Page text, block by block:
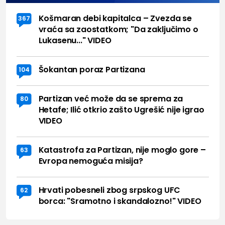
367
Košmaran debi kapitalca – Zvezda se
vraća sa zaostatkom; "Da zaključimo o
Lukasenu..." VIDEO
104 Šokantan poraz Partizana
80
Partizan već može da se sprema za
Hetafe; Ilić otkrio zašto Ugrešić nije igrao
VIDEO
63
Katastrofa za Partizan, nije moglo gore –
Evropa nemoguća misija?
62
Hrvati pobesneli zbog srpskog UFC
borca: "Sramotno i skandalozno!" VIDEO